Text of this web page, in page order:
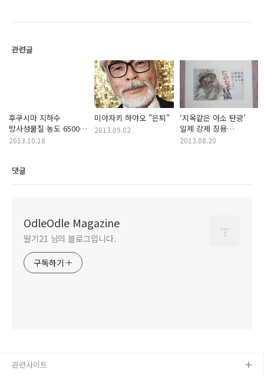
관련글
후쿠시마 지하수
방사성물질 농도 6500배
상승
2013.10.18
미야자키 하야오 "은퇴"
2013.09.02
‘지옥같은 아소 탄광’
일제 강제 징용
광부들의 신음
2013.08.20
댓글
OdleOdle Magazine
딸기21 님의 블로그입니다.
구독하기
관련사이트